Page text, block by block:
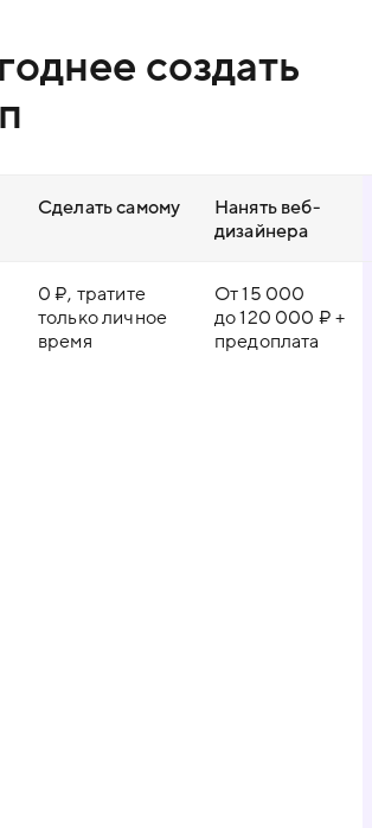
создать
Сделать самому
Нанять веб-
дизайнера
0 ₽, тратите
только личное
время
От 15 000
до 120 000 ₽ +
предоплата